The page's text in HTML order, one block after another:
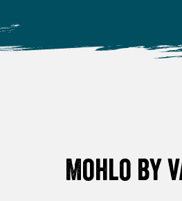
Mohlo by